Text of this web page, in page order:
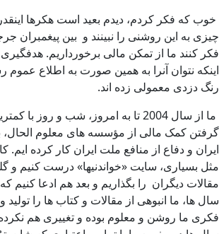
خوب که فکر کردم، دیدم بعید است هکرها
چیزی به این روشنی را نبینند و بین پیغمبران
فکر کنند ما از تمکن مالی برخورداریم.
اینکه نتوان آنرا به همین صورت به اطلاع عموم
رنگ دزدی معمولی زده اند.
ما از سال 2004 تا به امروز، شب و روز
گرفتن کمک مالی از مؤسسه های معلوم الحال،
ایران و دفاع از منافع ملت ایران کار کرده ایم.
مثل بسیاری، سایت «خواندنیها» درست کنیم و
مقالات دیگران را بگذاریم و بعد هم ادعا کنیم
سال ها، ما انبوهی از مقالات و کتاب ها را
فکری ما روشن و معلوم بوده و تغییری هم